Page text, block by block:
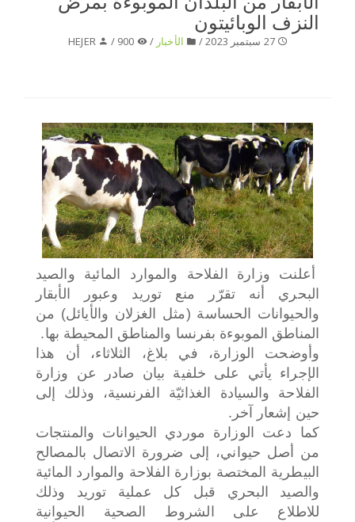
النزف الوبائيتون
27 سبتمبر 2023 / الأخبار /
HEJER
أعلنت وزارة الفلاحة والموارد المائية والصيد
البحري أنه تقرّر منع توريد وعبور الأبقار
والحيوانات الحساسة (مثل الغزلان والأيائل) من
المناطق الموبوءة بفرنسا والمناطق المحيطة بها.
وأوضحت الوزارة، في بلاغ، الثلاثاء، أن هذا
الإجراء يأتي على خلفية بيان صادر عن وزارة
الفلاحة والسيادة الغذائيّة الفرنسية، وذلك إلى
حين إشعار آخر.
كما دعت الوزارة موردي الحيوانات والمنتجات
من أصل حيواني، إلى ضرورة الاتصال بالمصالح
البيطرية المختصة بوزارة الفلاحة والموارد المائية
والصيد البحري قبل كل عملية توريد وذلك
للاطلاع على الشروط الصحية الحيوانية